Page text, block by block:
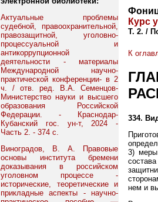
Актуальные проблемы
судебной, правоохранительной,
правозащитной, уголовно-
процессуальной и
антикоррупционной
деятельности - материалы
Международной научно-
практической конференции- в 2
ч. / отв. ред. В.А. Семенцов-
Министерство науки и высшего
образования Российской
Федерации. - Краснодар-
Кубанский гос. ун-т, 2024 -
Часть 2. - 374 с.
Виноградов, В. А. Правовые
основы института бремени
доказывания в российском
уголовном процессе -
исторические, теоретические и
прикладные аспекты - научно-
Курс
Т. 2. /
К
334.
3) меры
нем и